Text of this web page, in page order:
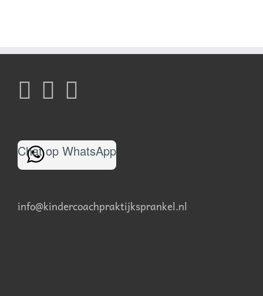
Chat op WhatsApp
info@kindercoachpraktijksprankel.nl